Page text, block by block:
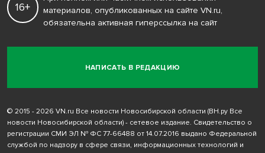
НАПИСАТЬ В РЕДАКЦИЮ
16+
материалов, опубликованных на сайте VN.ru,
обязательна активная гиперссылка на сайт
© 2015 - 2026 VN.ru Все новости Новосибирской области (ВН.ру Все
новости Новосибирской области) - сетевое издание. Свидетельство о
регистрации СМИ ЭЛ № ФС 77-66488 от 14.07.2016 выдано Федеральной
службой по надзору в сфере связи, информационных технологий и